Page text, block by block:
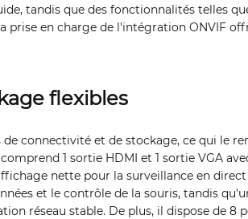
tandis que des fonctionnalités telles
prise en charge de l'intégration ONVIF
flexibles
connectivité et de stockage, ce qui le
1 sortie HDMI et 1 sortie VGA
nette pour la surveillance en
et le contrôle de la souris, tandis
réseau stable. De plus, il dispose de 8